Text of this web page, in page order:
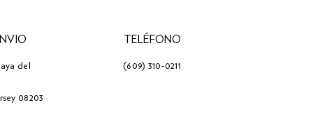
del
08203
TELÉFONO
(609) 310-0211